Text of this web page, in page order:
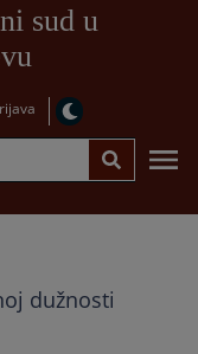
sud u
dužnosti